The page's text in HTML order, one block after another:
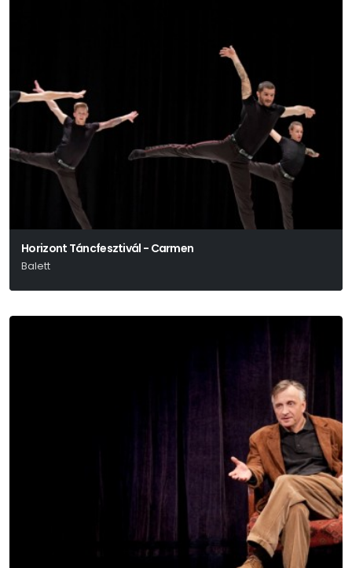
Horizont Táncfesztivál - Carmen
Balett